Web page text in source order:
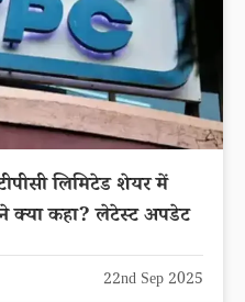
लिमिटेड शेयर में
क्या कहा? लेटेस्ट अपडेट
22nd Sep 2025